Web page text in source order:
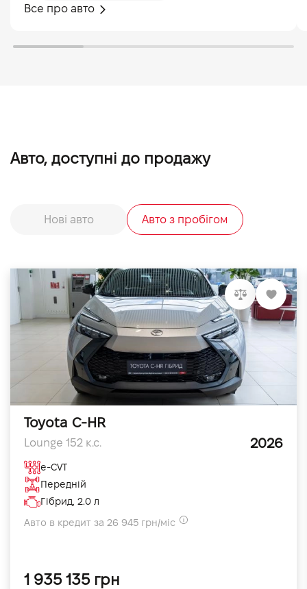
Все про авто
Авто, доступні до продажу
Нові авто Авто з пробігом
Toyota C-HR
Lounge 152 к.с. 2026
e-CVT
Передній
Гібрид, 2.0 л
Авто в кредит за 26 945 грн/міс
1 935 135 грн